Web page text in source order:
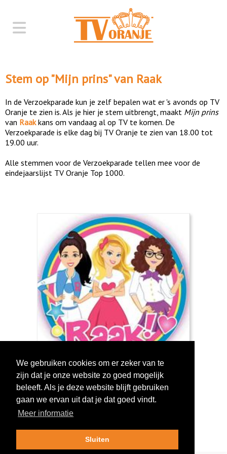
Stem op "Mijn prins" van Raak
In de Verzoekparade kun je zelf bepalen wat er 's avonds op TV
Oranje te zien is. Als je hier je stem uitbrengt, maakt Mijn prins
van Raakkans om vandaag al op TV te komen. De
Verzoekparade is elke dag bij TV Oranje te zien van 18.00 tot
19.00 uur.
Alle stemmen voor de Verzoekparade tellen mee voor de
eindejaarslijst TV Oranje Top 1000.
Log in om te stemmen!
We gebruiken cookies om er zeker van te
zijn dat je onze website zo goed mogelijk
beleeft. Als je deze website blijft gebruiken
gaan we ervan uit dat je dat goed vindt.
Meer informatie
Sluiten